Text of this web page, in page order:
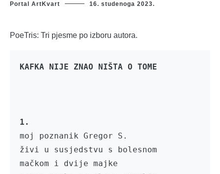
Portal ArtKvart 16. studenoga 2023.
PoeTris: Tri pjesme po izboru autora.
KAFKA NIJE ZNAO NIŠTA O TOME
1.
moj poznanik Gregor S.
živi u susjedstvu s bolesnom
mačkom i dvije majke